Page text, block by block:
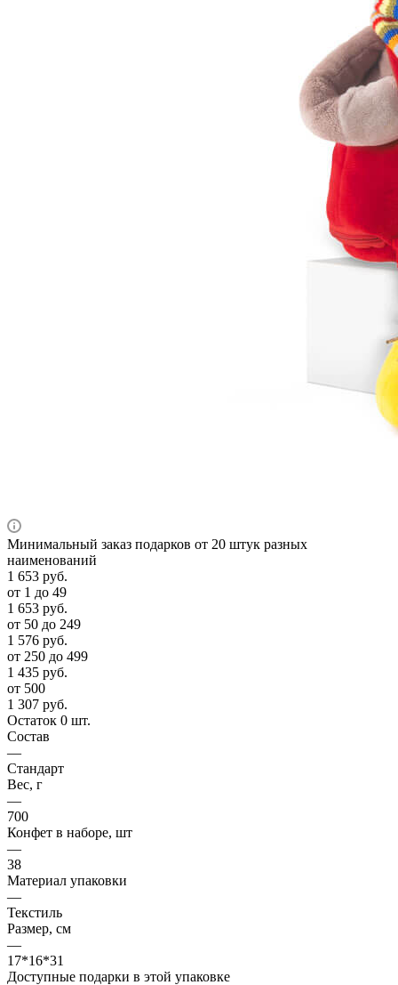
Минимальный заказ подарков от 20 штук разных
наименований
1 653 руб.
от 1 до 49
1 653 руб.
от 50 до 249
1 576 руб.
от 250 до 499
1 435 руб.
от 500
1 307 руб.
Остаток 0 шт.
Состав
—
Стандарт
Вес, г
—
700
Конфет в наборе, шт
—
38
Материал упаковки
—
Текстиль
Размер, см
—
17*16*31
Доступные подарки в этой упаковке